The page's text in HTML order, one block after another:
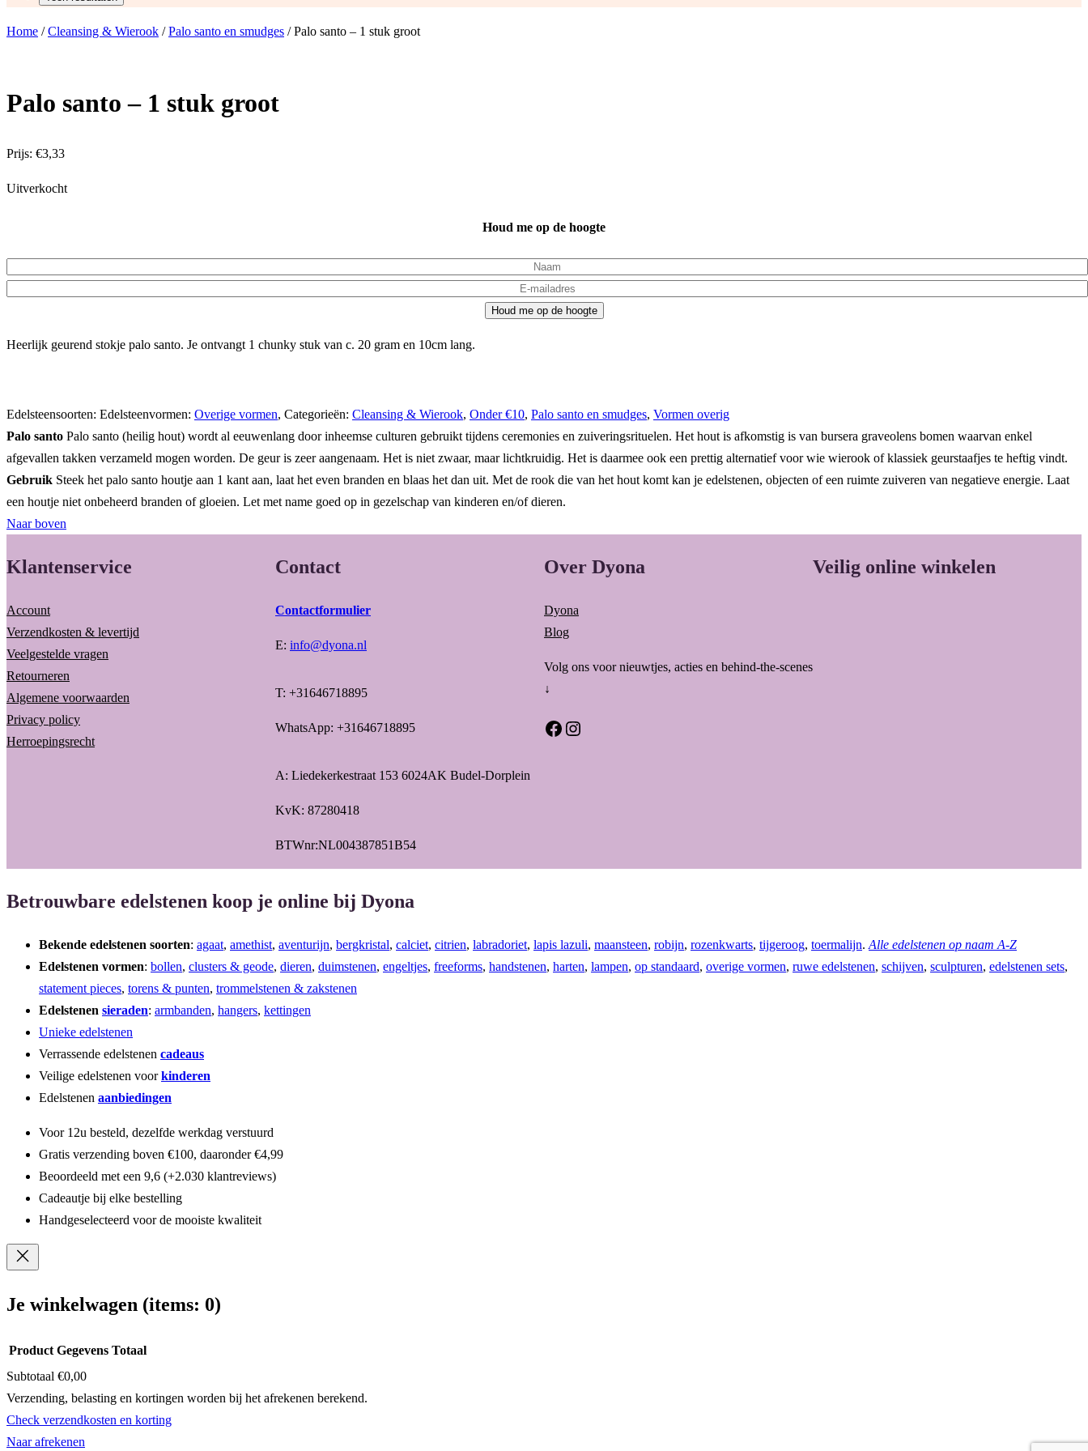
Home /Cleansing & Wierook /Palo santo en smudges / Palo santo – 1 stuk groot
Palo santo – 1 stuk groot
Prijs: €3,33
Uitverkocht
Houd me op de hoogte
Houd me op de hoogte
Heerlijk geurend stokje palo santo. Je ontvangt 1 chunky stuk van c. 20 gram en 10cm lang.
Edelsteensoorten: Edelsteenvormen: Overige vormen, Categorieën: Cleansing & Wierook, Onder €10, Palo santo en smudges, Vormen overig
Palo santo Palo santo (heilig hout) wordt al eeuwenlang door inheemse culturen gebruikt tijdens ceremonies en zuiveringsrituelen. Het hout is afkomstig is van bursera graveolens bomen waarvan enkel
afgevallen takken verzameld mogen worden. De geur is zeer aangenaam. Het is niet zwaar, maar lichtkruidig. Het is daarmee ook een prettig alternatief voor wie wierook of klassiek geurstaafjes te heftig vindt.
Gebruik Steek het palo santo houtje aan 1 kant aan, laat het even branden en blaas het dan uit. Met de rook die van het hout komt kan je edelstenen, objecten of een ruimte zuiveren van negatieve energie. Laat
een houtje niet onbeheerd branden of gloeien. Let met name goed op in gezelschap van kinderen en/of dieren.
Naar boven
Klantenservice
Account
Verzendkosten & levertijd
Veelgestelde vragen
Retourneren
Algemene voorwaarden
Privacy policy
Herroepingsrecht
Contact
Contactformulier
E: info@dyona.nl
T: +31646718895
WhatsApp: +31646718895
A: Liedekerkestraat 153 6024AK Budel-Dorplein
KvK: 87280418
BTWnr:NL004387851B54
Over Dyona
Dyona
Blog
Volg ons voor nieuwtjes, acties en behind-the-scenes
↓
Facebook Instagram
Veilig online winkelen
Betrouwbare edelstenen koop je online bij Dyona
Bekende edelstenen soorten: agaat, amethist, aventurijn, bergkristal, calciet, citrien, labradoriet, lapis lazuli, maansteen, robijn, rozenkwarts, tijgeroog, toermalijn. Alle edelstenen op naam A-Z
Edelstenen vormen: bollen, clusters & geode, dieren, duimstenen, engeltjes, freeforms, handstenen, harten, lampen, op standaard, overige vormen, ruwe edelstenen, schijven, sculpturen, edelstenen sets,
statement pieces, torens & punten, trommelstenen & zakstenen
Edelstenen sieraden: armbanden, hangers, kettingen
Unieke edelstenen
Verrassende edelstenen cadeaus
Veilige edelstenen voorkinderen
Edelstenen aanbiedingen
Voor 12u besteld, dezelfde werkdag verstuurd
Gratis verzending boven €100, daaronder €4,99
Beoordeeld met een 9,6 (+2.030 klantreviews)
Cadeautje bij elke bestelling
Handgeselecteerd voor de mooiste kwaliteit
Je winkelwagen (items: 0)
Producten
in
Product Gegevens Totaal
Subtotaal €0,00
Verzending, belasting en kortingen worden bij het afrekenen berekend.
Check verzendkosten en korting
Naar afrekenen